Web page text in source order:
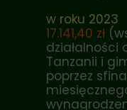
w roku 2023
17.141,40 zł
działalności
Tanzanii i
poprzez